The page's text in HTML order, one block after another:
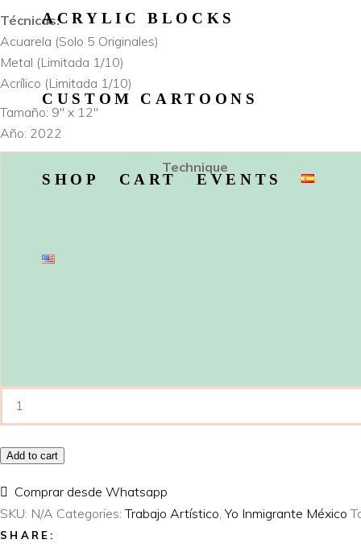
ACRYLIC BLOCKS
CUSTOM CARTOONS
SHOP CART EVENTS
Técnicas:
Acuarela (Solo 5 Originales)
Metal (Limitada 1/10)
Acrílico (Limitada 1/10)
Tamaño: 9″ x 12″
Año: 2022
Technique
Yo
México
–
Xochimilco
Add to cart
Comprar desde Whatsapp
SKU: N/A Categories:Trabajo Artístico ,Yo Inmigrante México
SHARE: